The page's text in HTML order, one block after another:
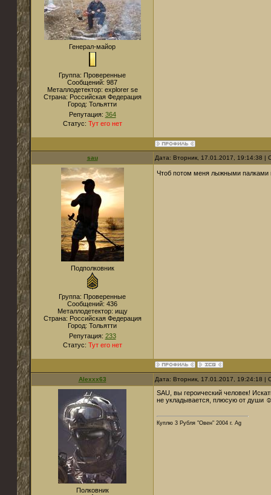
Генерал-майор
Группа: Проверенные
Сообщений: 987
Металлодетектор: explorer se
Страна: Российская Федерация
Город: Тольятти
Репутация: 364
Статус: Тут его нет
sau Дата: Вторник, 17.01.2017, 19:14:38
Подполковник
Группа: Проверенные
Сообщений: 436
Металлодетектор: ищу
Страна: Российская Федерация
Город: Тольятти
Репутация: 233
Статус: Тут его нет
Чтоб потом меня лыжными палками
Alexxx63 Дата: Вторник, 17.01.2017, 19:24:18
Полковник
SAU, вы героический человек!
не укладывается, плюсую от души
Куплю 3 Рубля "Овен" 2004 г. Ag